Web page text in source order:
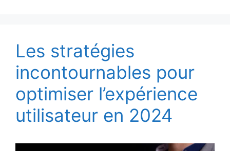
Les stratégies
incontournables pour
optimiser l’expérience
utilisateur en 2024